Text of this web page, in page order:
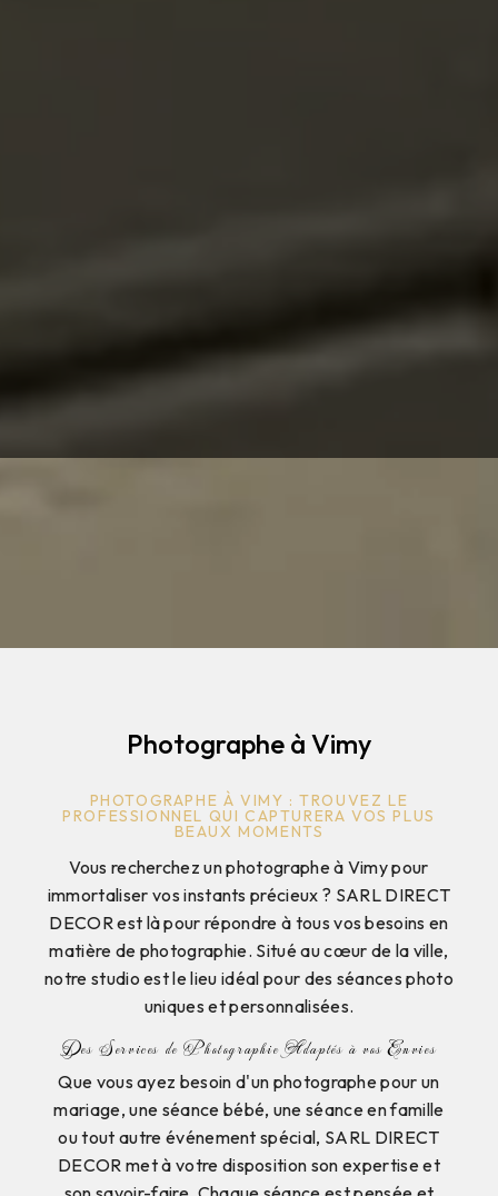
Photographe à Vimy
PHOTOGRAPHE À VIMY : TROUVEZ LE
PROFESSIONNEL QUI CAPTURERA VOS PLUS
BEAUX MOMENTS
Vous recherchez un photographe à Vimy pour
immortaliser vos instants précieux ? SARL DIRECT
DECOR est là pour répondre à tous vos besoins en
matière de photographie. Situé au cœur de la ville,
notre studio est le lieu idéal pour des séances photo
uniques et personnalisées.
Des Services de Photographie Adaptés à vos Envies
Que vous ayez besoin d'un photographe pour un
mariage, une séance bébé, une séance en famille
ou tout autre événement spécial, SARL DIRECT
DECOR met à votre disposition son expertise et